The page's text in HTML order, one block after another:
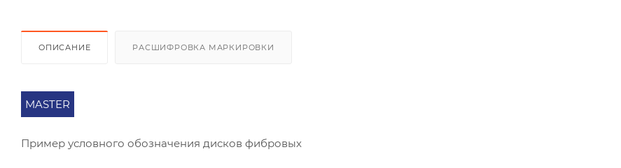
ОПИСАНИЕ РАСШИФРОВКА МАРКИРОВКИ
MASTER
Пример условного обозначения дисков фибровых